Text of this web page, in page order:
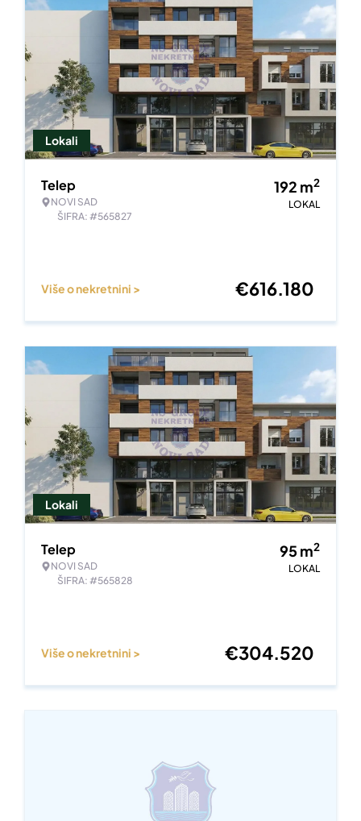
Lokali
Telep
NOVI SAD
ŠIFRA: #565827
192 m2
LOKAL
Više o nekretnini > €616.180
Lokali
Telep
NOVI SAD
ŠIFRA: #565828
95m2
LOKAL
Više o nekretnini > €304.520